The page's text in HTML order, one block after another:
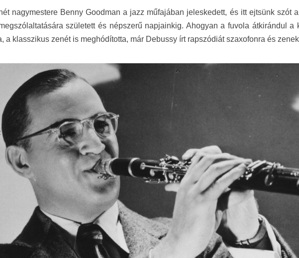
nagymestere Benny Goodman a jazz műfajában jeleskedett, és itt ejtsünk szót
született és népszerű napjainkig. Ahogyan a fuvola átkirándul a
a klasszikus zenét is meghódította, már Debussy írt rapszódiát szaxofonra és